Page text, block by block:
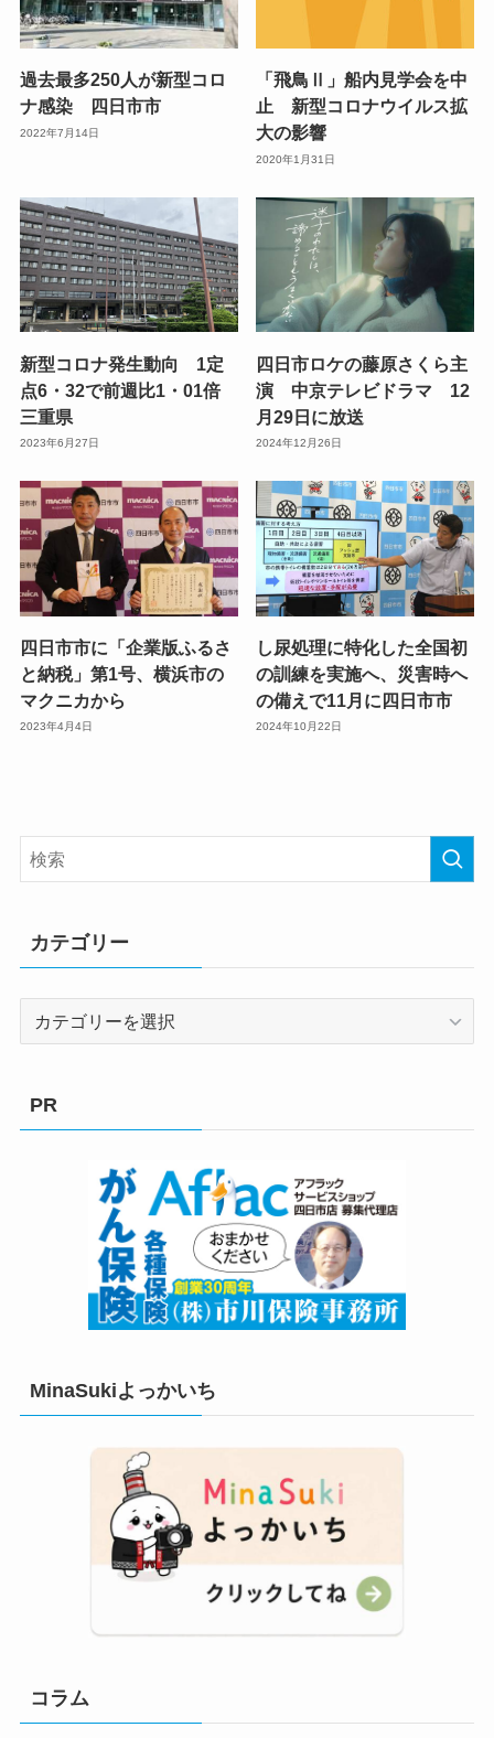
過去最多250人が新型コロ
ナ感染 四日市市
2022年7月14日
「飛鳥Ⅱ」船内見学会を中
止 新型コロナウイルス拡
大の影響
2020年1月31日
新型コロナ発生動向 1定
点6・32で前週比1・01倍
三重県
2023年6月27日
四日市ロケの藤原さくら主
演 中京テレビドラマ 12
月29日に放送
2024年12月26日
四日市市に「企業版ふるさ
と納税」第1号、横浜市の
マクニカから
2023年4月4日
し尿処理に特化した全国初
の訓練を実施へ、災害時へ
の備えで11月に四日市市
2024年10月22日
カテゴリー
PR
MinaSukiよっかいち
コラム